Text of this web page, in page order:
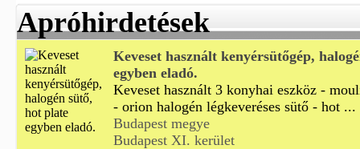
Apróhirdetések
Keveset használt kenyérsütőgép,
egyben eladó.
Keveset használt 3 konyhai eszköz -
- orion halogén légkeveréses sütő - hot ...
Budapest megye
Budapest XI. kerület